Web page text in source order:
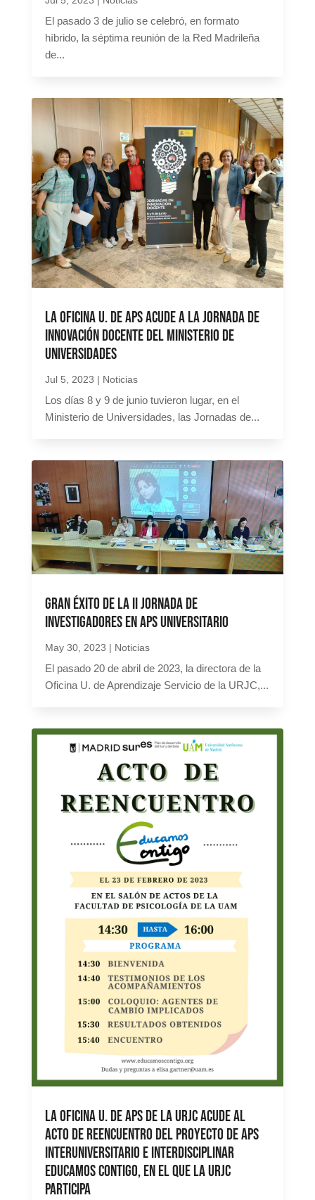
El pasado 3 de julio se celebró, en formato
híbrido, la séptima reunión de la Red Madrileña
de...
La Oficina U. de ApS acude a la Jornada de
Innovación Docente del Ministerio de
Universidades
Jul 5, 2023 | Noticias
Los días 8 y 9 de junio tuvieron lugar, en el
Ministerio de Universidades, las Jornadas de...
Gran éxito de la II Jornada de
Investigadores en ApS universitario
May 30, 2023 | Noticias
El pasado 20 de abril de 2023, la directora de la
Oficina U. de Aprendizaje Servicio de la URJC,...
La Oficina U. de ApS de la URJC acude al
Acto de Reencuentro del Proyecto de ApS
interuniversitario e interdisciplinar
Educamos Contigo, en el que la URJC
participa